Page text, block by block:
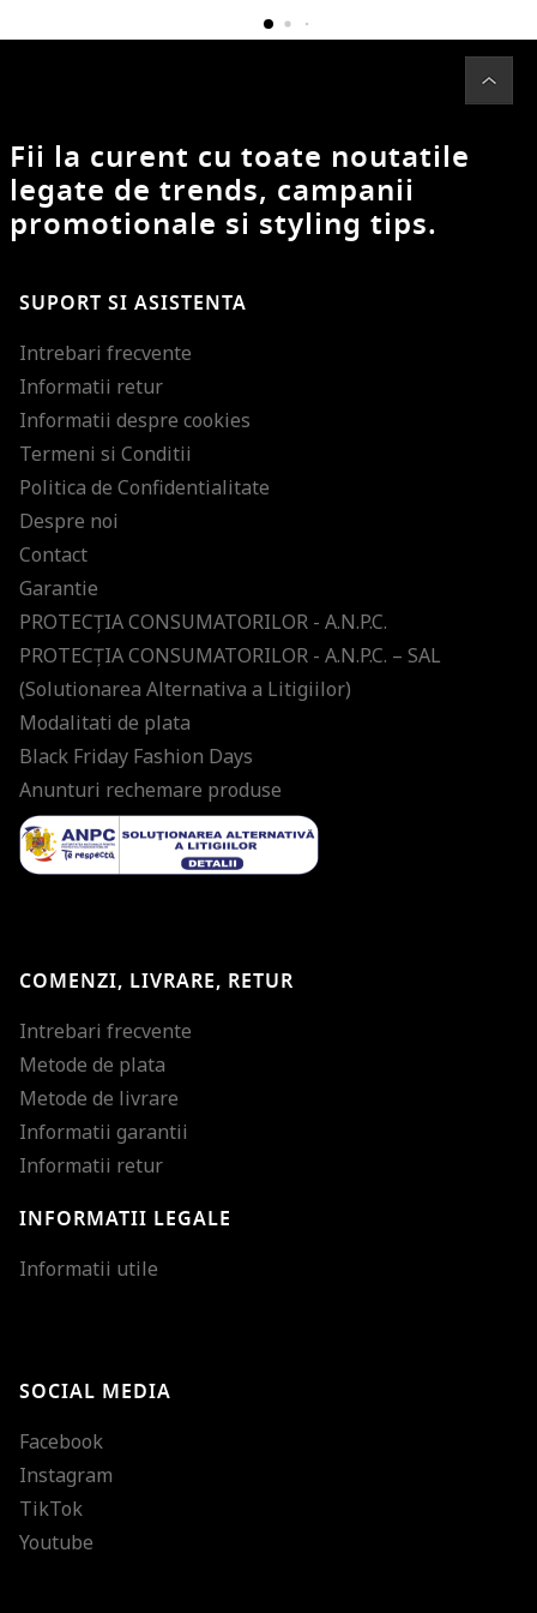
Fii la curent cu toate noutatile
legate de trends, campanii
promotionale si styling tips.
SUPORT SI ASISTENTA
Intrebari frecvente
Informatii retur
Informatii despre cookies
Termeni si Conditii
Politica de Confidentialitate
Despre noi
Contact
Garantie
PROTECŢIA CONSUMATORILOR - A.N.P.C.
PROTECŢIA CONSUMATORILOR - A.N.P.C. – SAL
(Solutionarea Alternativa a Litigiilor)
Modalitati de plata
Black Friday Fashion Days
Anunturi rechemare produse
COMENZI, LIVRARE, RETUR
Intrebari frecvente
Metode de plata
Metode de livrare
Informatii garantii
Informatii retur
INFORMATII LEGALE
Informatii utile
SOCIAL MEDIA
Facebook
Instagram
TikTok
Youtube